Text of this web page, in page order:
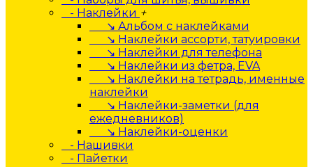
- Наклейки +
↘ Альбом с наклейками
↘ Наклейки ассорти, татуировки
↘ Наклейки для телефона
↘ Наклейки из фетра, EVA
↘ Наклейки на тетрадь, именные
наклейки
↘ Наклейки-заметки (для
ежедневников)
↘ Наклейки-оценки
- Нашивки
- Пайетки